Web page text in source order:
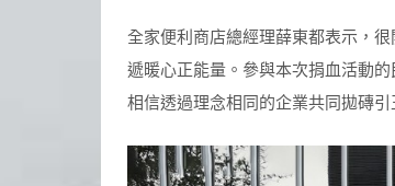
全家便利商店總經理薛東都表示，
遞暖心正能量。參與本次捐血活動
相信透過理念相同的企業共同拋磚